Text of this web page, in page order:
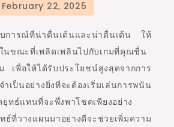
การณ์ที่น่าตื่นเต้นและน่าตื่นเต้น ให้
นขณะที่เพลิดเพลินไปกับเกมที่คุณชื่น
เพื่อให้ได้รับประโยชน์สูงสุดจากการ
ป็นอย่างยิ่งที่จะต้องเริ่มเล่นการพนัน
ทธ์แทนที่จะพึ่งพาโชคเพียงอย่าง
ที่วางแผนมาอย่างดีจะช่วยเพิ่มความ